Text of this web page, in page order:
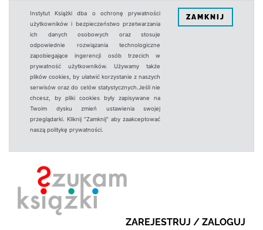
Instytut Książki dba o ochronę prywatności
użytkowników i bezpieczeństwo przetwarzania
ich danych osobowych oraz stosuje
odpowiednie rozwiązania technologiczne
zapobiegające ingerencji osób trzecich w
prywatność użytkowników. Używamy także
plików cookies, by ułatwić korzystanie z naszych
serwisów oraz do celów statystycznych.Jeśli nie
chcesz, by pliki cookies były zapisywane na
Twoim dysku zmień ustawienia swojej
przeglądarki. Kliknij "Zamknij" aby zaakceptować
naszą politykę prywatności.
ZAMKNIJ
ZAREJESTRUJ / ZALOGUJ